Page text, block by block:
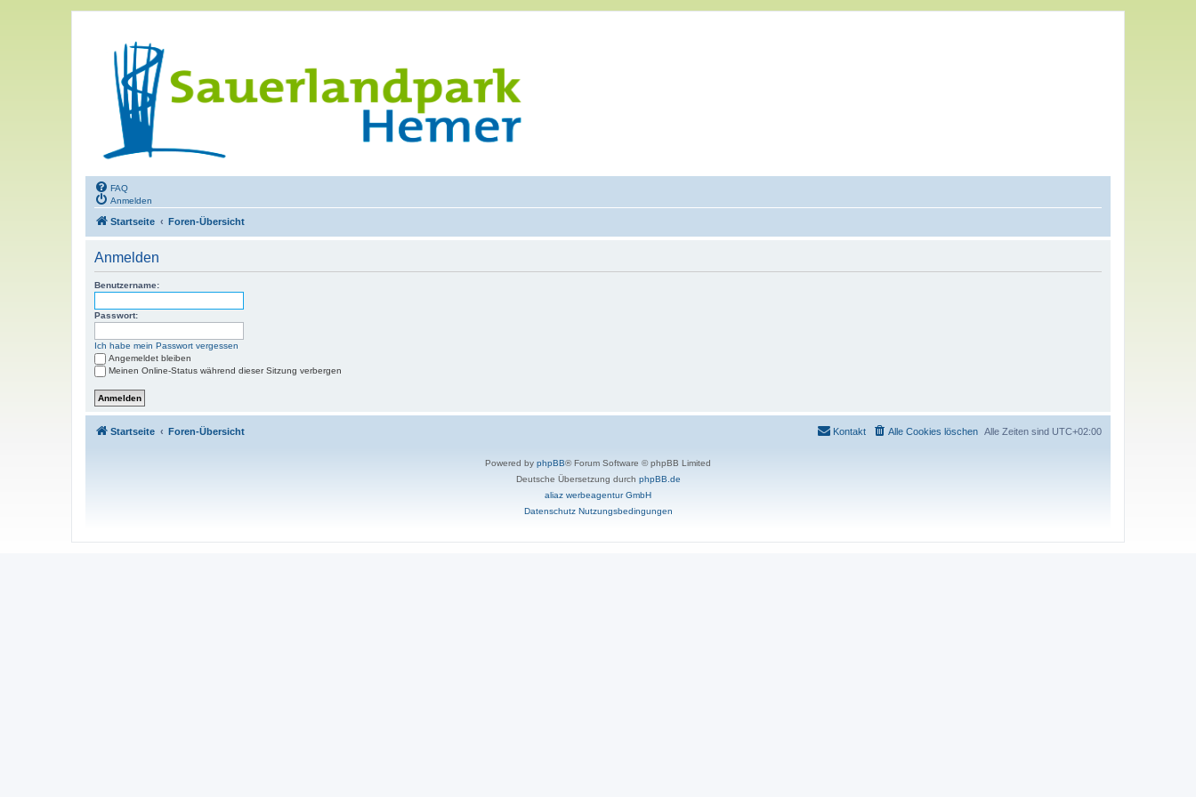
FAQ
Anmelden
Startseite Foren-Übersicht
Anmelden
Benutzername:
Passwort:
Ich habe mein Passwort vergessen
Angemeldet bleiben
Meinen Online-Status während dieser Sitzung verbergen
Startseite Foren-Übersicht Alle Zeiten sind UTC+02:00
Alle Cookies löschen
Kontakt
Powered by phpBB® Forum Software © phpBB Limited
Deutsche Übersetzung durch phpBB.de
aliaz werbeagentur GmbH
Datenschutz Nutzungsbedingungen